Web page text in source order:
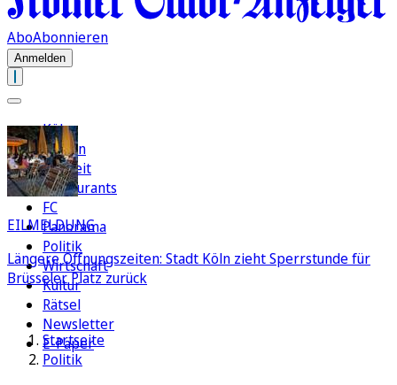
AboAbonnieren
Anmelden
Köln
Region
Freizeit
Restaurants
FC
Panorama
Politik
Wirtschaft
Kultur
Rätsel
Newsletter
E-Paper
EILMELDUNG
Längere Öffnungszeiten: Stadt Köln zieht Sperrstunde für
Brüsseler Platz zurück
Startseite
Politik